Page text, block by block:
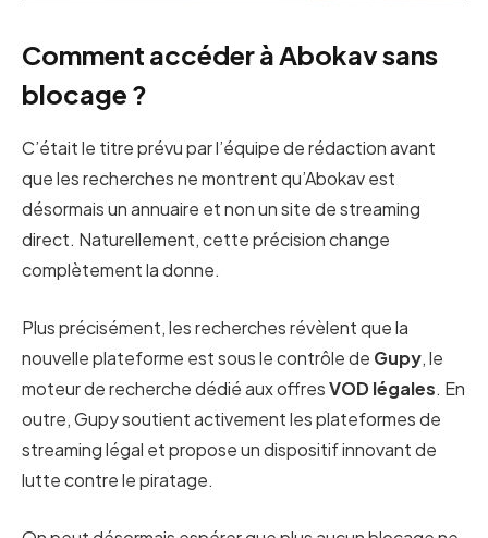
Comment accéder à Abokav sans
blocage ?
C’était le titre prévu par l’équipe de rédaction avant
que les recherches ne montrent qu’Abokav est
désormais un annuaire et non un site de streaming
direct. Naturellement, cette précision change
complètement la donne.
Plus précisément, les recherches révèlent que la
nouvelle plateforme est sous le contrôle de Gupy, le
moteur de recherche dédié aux offresVOD légales. En
outre, Gupy soutient activement les plateformes de
streaming légal et propose un dispositif innovant de
lutte contre le piratage.